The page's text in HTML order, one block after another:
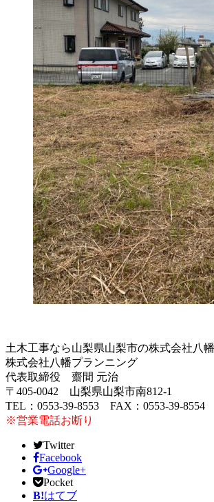
土木工事なら山梨県山梨市の株式会社八
株式会社八幡プランニング
代表取締役 齋間 元治
〒405-0042 山梨県山梨市南812-1
TEL：0553-39-8553 FAX：0553-39-8554
※営業電話お断り
Twitter
Facebook
Google+
Pocket
B!はてブ